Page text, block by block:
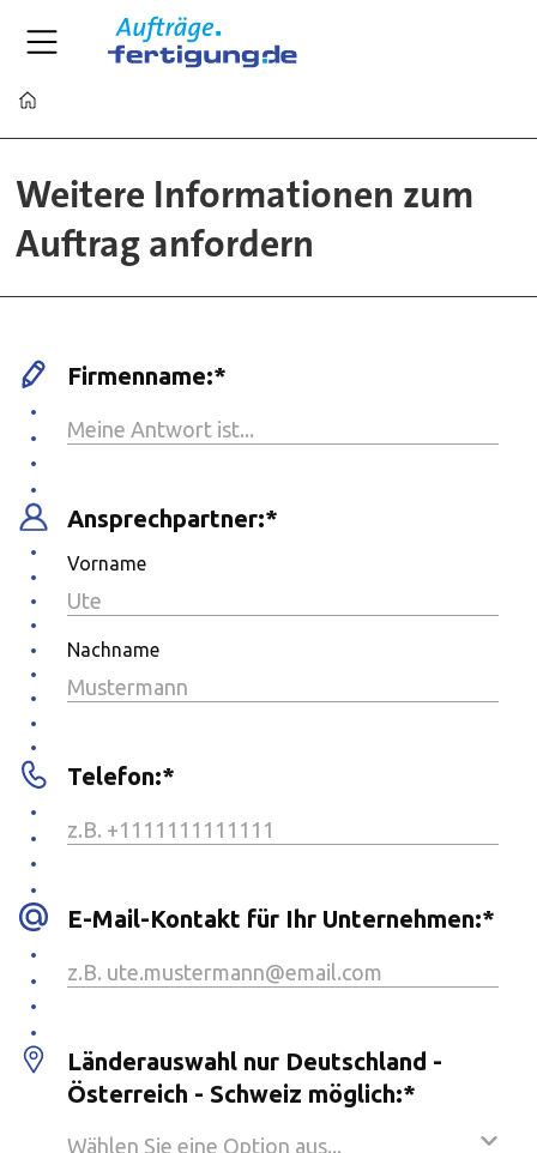
Kontaktformular
für
Aufträge
Weitere Informationen zum
Auftrag anfordern